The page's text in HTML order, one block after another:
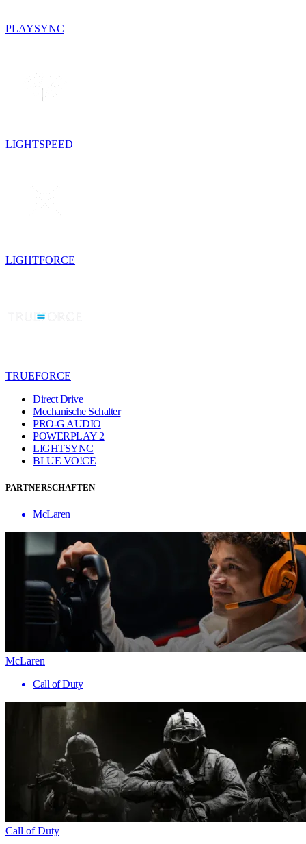
PLAYSYNC
LIGHTSPEED
LIGHTFORCE
TRUEFORCE
Direct Drive
Mechanische Schalter
PRO-G AUDIO
POWERPLAY 2
LIGHTSYNC
BLUE VO!CE
PARTNERSCHAFTEN
McLaren
McLaren
Call of Duty
Call of Duty